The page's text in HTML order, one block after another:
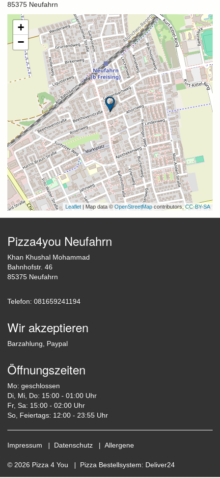
85375 Neufahrn
+
−
Leaflet | Map data © OpenStreetMap contributors,CC-BY-SA
Pizza4you Neufahrn
Khan Khushal Mohammad
Bahnhofstr. 46
85375 Neufahrn
Telefon: 081659241194
Wir akzeptieren
Barzahlung, Paypal
Öffnungszeiten
Mo: geschlossen
Di, Mi, Do: 15:00 - 01:00 Uhr
Fr, Sa: 15:00 - 02:00 Uhr
So, Feiertags: 12:00 - 23:55 Uhr
Impressum | Datenschutz | Allergene
© 2026 Pizza 4 You | Pizza Bestellsystem: Deliver24